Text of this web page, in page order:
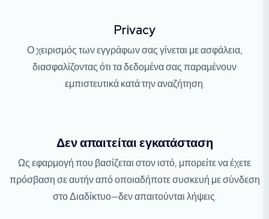
Privacy
Ο χειρισμός των εγγράφων σας γίνεται με ασφάλεια,
διασφαλίζοντας ότι τα δεδομένα σας παραμένουν
εμπιστευτικά κατά την αναζήτηση.
Δεν απαιτείται εγκατάσταση
Ως εφαρμογή που βασίζεται στον ιστό, μπορείτε να έχετε
πρόσβαση σε αυτήν από οποιαδήποτε συσκευή με σύνδεση
στο Διαδίκτυο—δεν απαιτούνται λήψεις.